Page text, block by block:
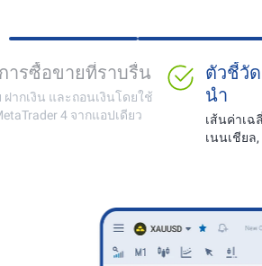
เหมาะสำหรับการเทรด
ทองคำ คู่สกุลเงิน และคริ
ปโต
การติดตามราคาออนไลน์แบบเรียล